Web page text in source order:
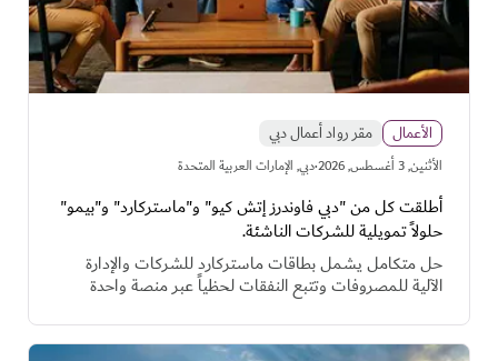
الأعمال مقر رواد أعمال دبي
اﻷثنين, 3 أغسطس, 2026 ·دبي, الإمارات العربية المتحدة
أطلقت كل من "دبي فاوندرز إتش كيو" و"ماستركارد" و"بيمو"
حلولاً تمويلية للشركات الناشئة.
حل متكامل يشمل بطاقات ماستركارد للشركات والإدارة
الآلية للمصروفات وتتبع النفقات لحظياً عبر منصة واحدة